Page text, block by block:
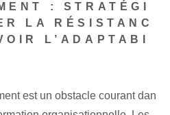
: STRATÉGI
LA RÉSISTANC
L’ADAPTABI
est un obstacle courant dan